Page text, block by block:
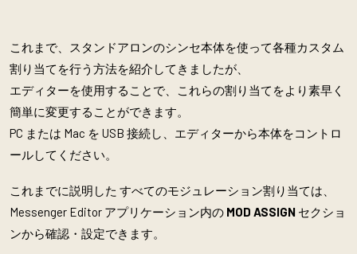
これまで、スタンドアロンのシンセ本体を使って各種カスタム
割り当てを行う方法を紹介してきましたが、
エディターを使用することで、これらの割り当てをより素早く
簡単に変更することができます。
PC または Mac を USB 接続し、エディターから本体をコントロ
ールしてください。
これまでに説明した すべてのモジュレーション割り当ては、
Messenger Editor アプリケーション内の MOD ASSIGN セクショ
ンから確認・設定できます。